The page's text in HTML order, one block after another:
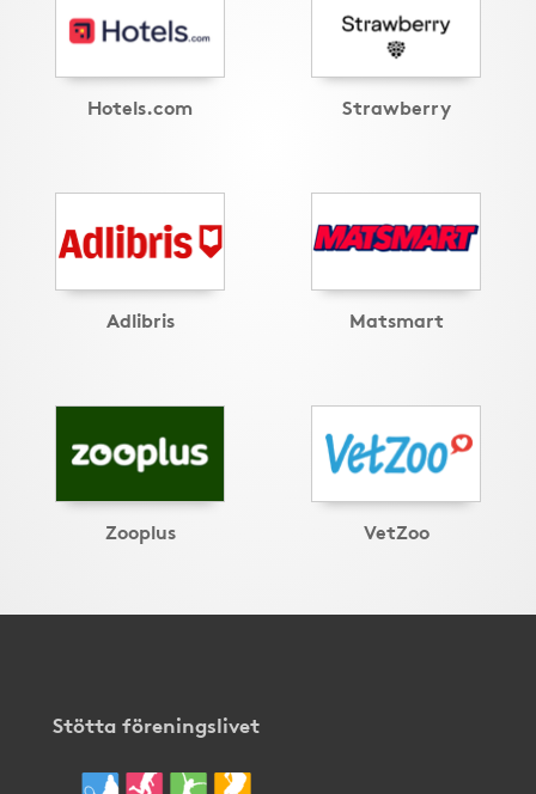
Hotels.com Strawberry
Adlibris Matsmart
Zooplus VetZoo
Stötta föreningslivet